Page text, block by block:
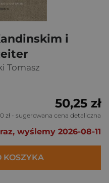
i
Tomasz
50,25 zł
zł - sugerowana cena detaliczna
wyślemy 2026-08-11
KOSZYKA